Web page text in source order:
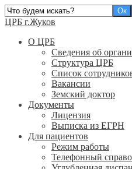
ЦРБ г.Жуков
О ЦРБ
Сведения об
Структура ЦРБ
Список
Вакансии
Земский доктор
Документы
Лицензия
Выписка из ЕГРН
Для пациентов
Режим работы
Телефонный